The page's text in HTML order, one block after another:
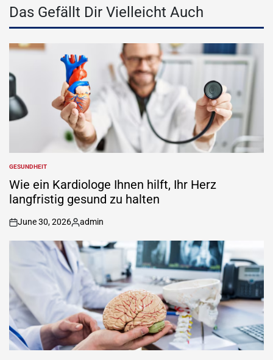
Das Gefällt Dir Vielleicht Auch
POSTED
IN
GESUNDHEIT
Wie ein Kardiologe Ihnen hilft, Ihr Herz
langfristig gesund zu halten
on
June 30, 2026
Posted
by
admin